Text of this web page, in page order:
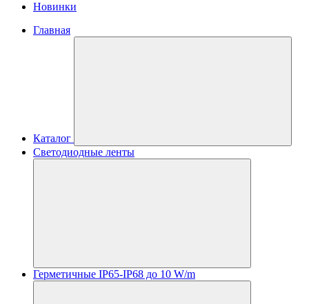
Новинки
Главная
Каталог
Светодиодные ленты
Герметичные IP65-IP68 до 10 W/m